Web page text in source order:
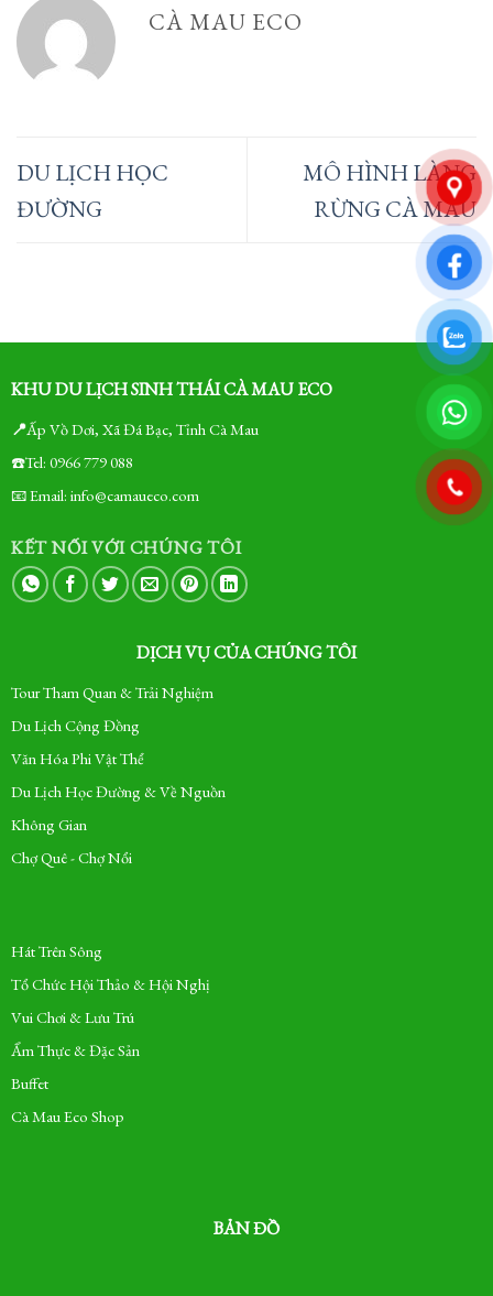
CÀ MAU ECO
DU LỊCH HỌC
ĐƯỜNG
MÔ HÌNH LÀNG
RỪNG CÀ MAU
KHU DU LỊCH SINH THÁI CÀ MAU ECO
📍Ấp Vồ Dơi, Xã Đá Bạc, Tỉnh Cà Mau
☎️Tel: 0966 779 088
📧 Email: info@camaueco.com
KẾT NỐI VỚI CHÚNG TÔI
DỊCH VỤ CỦA CHÚNG TÔI
Tour Tham Quan & Trải Nghiệm
Du Lịch Cộng Đồng
Văn Hóa Phi Vật Thể
Du Lịch Học Đường & Về Nguồn
Không Gian
Chợ Quê - Chợ Nổi
Hát Trên Sông
Tổ Chức Hội Thảo & Hội Nghị
Vui Chơi & Lưu Trú
Ẩm Thực & Đặc Sản
Buffet
Cà Mau Eco Shop
BẢN ĐỒ